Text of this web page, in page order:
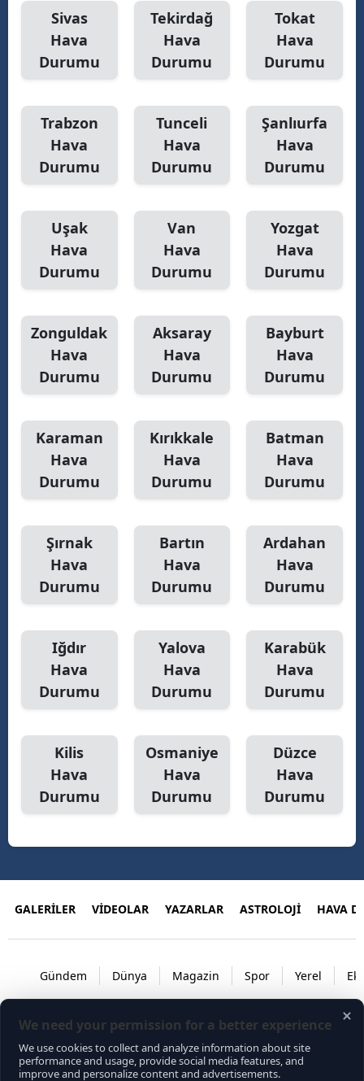
Sivas
Hava
Durumu
Tekirdağ
Hava
Durumu
Tokat
Hava
Durumu
Trabzon
Hava
Durumu
Tunceli
Hava
Durumu
Şanlıurfa
Hava
Durumu
Uşak
Hava
Durumu
Van
Hava
Durumu
Yozgat
Hava
Durumu
Zonguldak
Hava
Durumu
Aksaray
Hava
Durumu
Bayburt
Hava
Durumu
Karaman
Hava
Durumu
Kırıkkale
Hava
Durumu
Batman
Hava
Durumu
Şırnak
Hava
Durumu
Bartın
Hava
Durumu
Ardahan
Hava
Durumu
Iğdır
Hava
Durumu
Yalova
Hava
Durumu
Karabük
Hava
Durumu
Kilis
Hava
Durumu
Osmaniye
Hava
Durumu
Düzce
Hava
Durumu
GALERİLER VİDEOLAR YAZARLAR ASTROLOJİ HAVA
Gündem Dünya Magazin Spor Yerel